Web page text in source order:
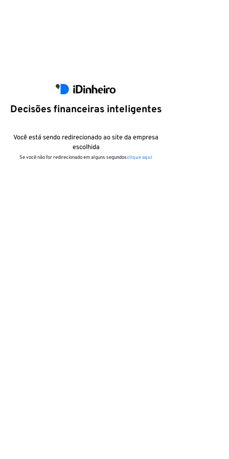
Decisões financeiras inteligentes
Você está sendo redirecionado ao site da empresa
escolhida
Se você não for redirecionado em alguns segundosclique aqui